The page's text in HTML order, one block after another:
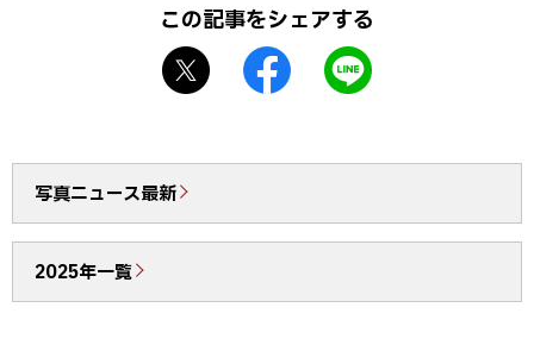
この記事をシェアする
o
o
シ
送
る
写真ニュース最新
2025年一覧